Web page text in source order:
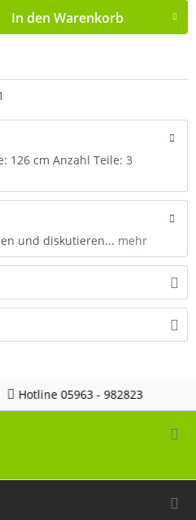
In den Warenkorb
126 cm Anzahl Teile: 3
und diskutieren... mehr
- 982823